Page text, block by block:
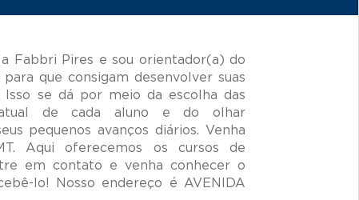
Fabbri Pires e sou orientador(a) do
que consigam desenvolver suas
se dá por meio da escolha das
atual de cada aluno e do olhar
pequenos avanços diários. Venha
Aqui oferecemos os cursos de
em contato e venha conhecer o
lo! Nosso endereço é AVENIDA